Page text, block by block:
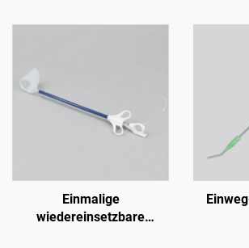
Einmalige
wiedereinsetzbare